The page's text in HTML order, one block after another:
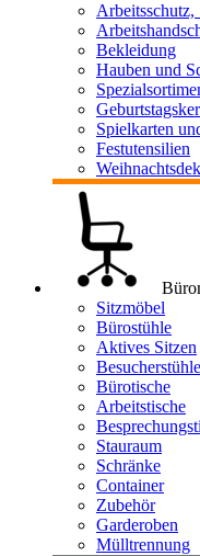
Bekleidung
Hauben und
Spielkarten
Festutensilien
Sitzmöbel
Bürostühle
Aktives Sitzen
Besucherstühle
Bürotische
Arbeitstische
Stauraum
Schränke
Container
Zubehör
Garderoben
Mülltrennung